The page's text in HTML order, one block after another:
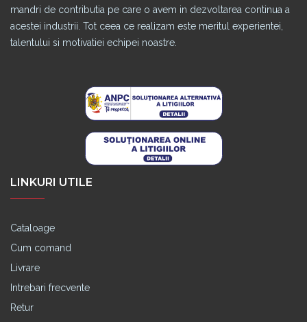
mandri de contributia pe care o avem in dezvoltarea continua a
acestei industrii. Tot ceea ce realizam este meritul experientei,
talentului si motivatiei echipei noastre.
LINKURI UTILE
Cataloage
Cum comand
Livrare
Intrebari frecvente
Retur